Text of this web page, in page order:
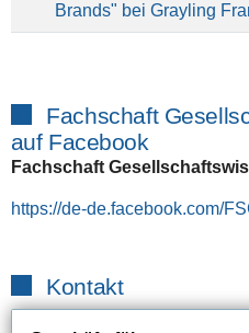
Brands" bei Grayling
Fachschaft
auf Facebook
Fachschaft
https://de-de.facebook.com/
Kontakt